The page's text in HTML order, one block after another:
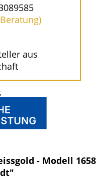
aus
- Modell 1658